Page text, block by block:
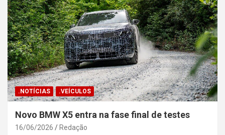
.NOTÍCIAS .VEÍCULOS
Novo BMW X5 entra na fase final de testes
16/06/2026 Redação